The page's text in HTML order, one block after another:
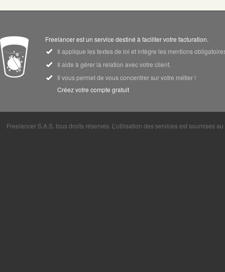
Freelancer est un service destiné à faciliter votre facturation.
Il applique les textes de loi et intègre les mentions
Il aide à gérer la relation avec votre client.
Il vous permet de vous concentrer sur votre métier !
Créez votre compte gratuit
Freelancer S.A.S. tous droits réservés. L’utilisation des services est soumises